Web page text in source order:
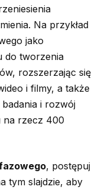
Na przykład
jako
do tworzenia
rozszerzając się
i filmy, a także
i rozwój
na rzecz 400
, postępuj
tym slajdzie, aby